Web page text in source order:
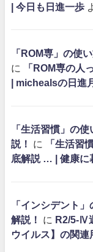
| 今日も日進一歩
「ROM専」の使
に
「ROM専の人
| michealsの日進
「生活習慣」の
説！
に
「生活習
底解説 … | 健康に
「インシデント
解説！
に R2/5-Ⅳ
ウイルス】の関連